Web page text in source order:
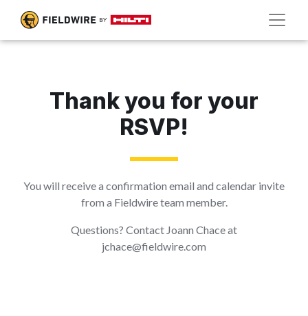
Thank you for your
RSVP!
You will receive a confirmation email and calendar invite
from a Fieldwire team member.
Questions? Contact Joann Chace at
jchace@fieldwire.com